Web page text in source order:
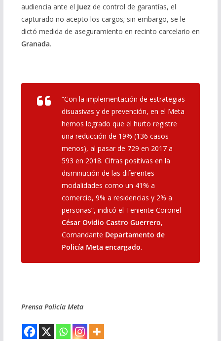
audiencia ante el Juezde control de garantías, el
capturado no acepto los cargos; sin embargo, se le
dictó medida de aseguramiento en recinto carcelario en
Granada.
“Con la implementación de estrategias
disuasivas y de prevención, en el Meta
hemos logrado que el hurto registre
una reducción de 19% (136 casos
menos), al pasar de 729 en 2017 a
593 en 2018. Cifras positivas en la
disminución de las diferentes
modalidades como un 41% a
comercio, 9% a residencias y 2% a
personas”, indicó el Teniente Coronel
César Ovidio Castro Guerrero,
Comandante Departamento de
Policía Meta encargado.
Prensa Policía Meta